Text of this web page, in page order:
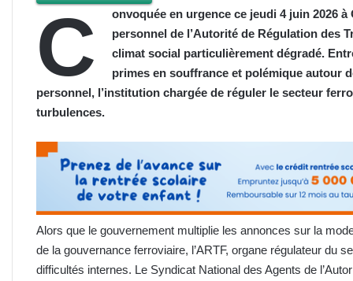
C
onvoquée en urgence ce jeudi 4 juin 2026
personnel de l’Autorité de Régulation des
climat social particulièrement dégradé.
primes en souffrance et polémique autour
personnel, l’institution chargée de réguler le secteur
turbulences.
Alors que le gouvernement multiplie les annonces sur la
de la gouvernance ferroviaire, l’ARTF, organe régulateur du
difficultés internes. Le Syndicat National des Agents de